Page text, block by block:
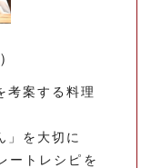
考案する料理
」を大切に
ートレシピを